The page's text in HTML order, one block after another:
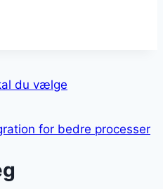
du vælge
for bedre processer